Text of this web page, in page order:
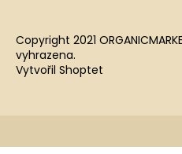
Copyright 2021
vyhrazena.
Vytvořil Shoptet